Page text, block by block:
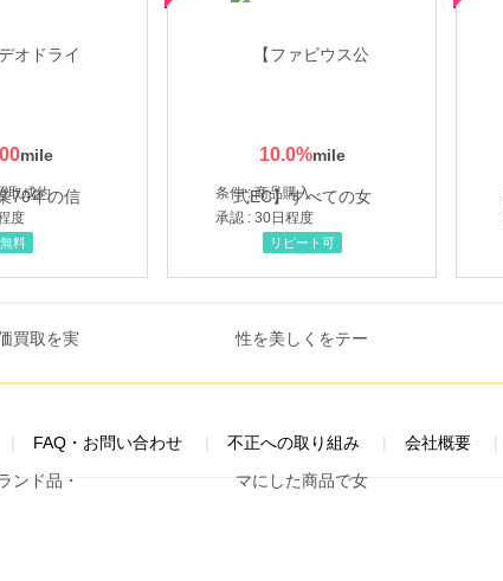
取成約
度
無料
10.0%
条件 : 商品購入
承認 : 30日程度
リピート可
FAQ・お問い合わせ 不正への取り組み 会社概要